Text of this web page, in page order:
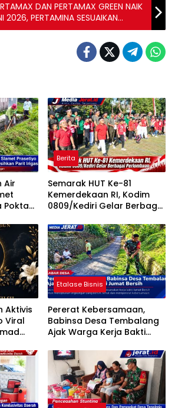
DAN PERTAMAX GREEN NAIK
2026, PERTAMINA SESUAIKAN
NON-SUBSIDI
Air
Poktan
Berita
Semarak HUT Ke-81
Kemerdekaan RI, Kodim
0809/Kediri Gelar Berbagai
Aktivis
Viral
Etalase Bisnis
Pererat Kebersamaan,
Babinsa Desa Tembalang
Ajak Warga Kerja Bakti